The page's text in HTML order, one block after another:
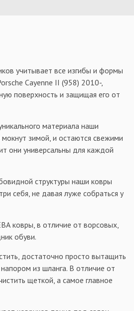
учитывает все изгибы и формы
Cayenne II (958) 2010-,
поверхность и защищая его от
материала наши
зимой, и остаются свежими
они универсальны для каждой
структуры наши ковры
себя, не давая луже собраться у
ковры, в отличие от ворсовых,
обуви.
достаточно просто вытащить
из шланга. В отличие от
щеткой, а самое главное